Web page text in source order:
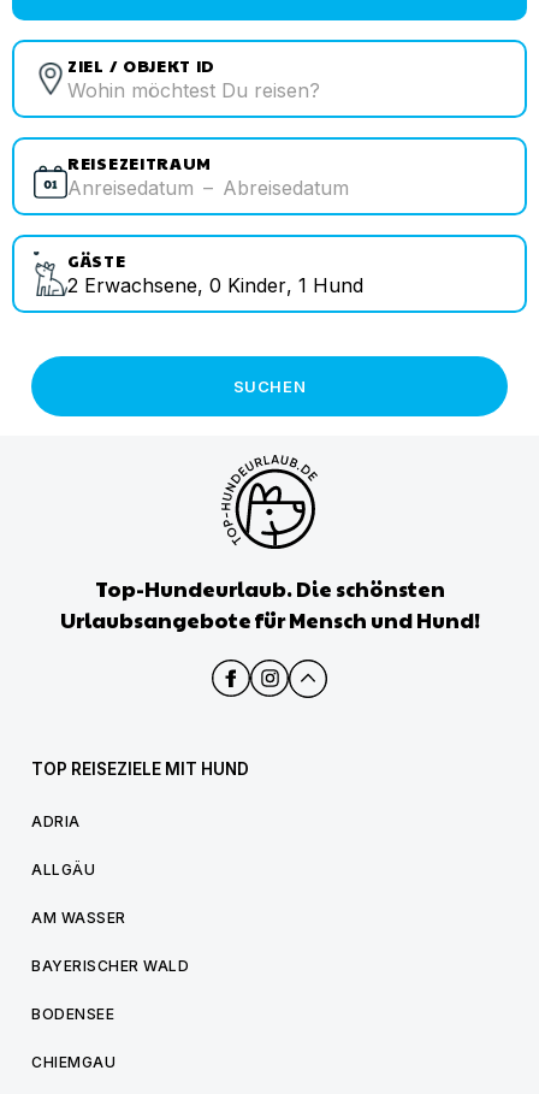
ZIEL / OBJEKT ID
REISEZEITRAUM
Anreisedatum – Abreisedatum
GÄSTE
2 Erwachsene, 0 Kinder, 1 Hund
SUCHEN
Top-Hundeurlaub. Die schönsten
Urlaubsangebote für Mensch und Hund!
TOP REISEZIELE MIT HUND
ADRIA
ALLGÄU
AM WASSER
BAYERISCHER WALD
BODENSEE
CHIEMGAU